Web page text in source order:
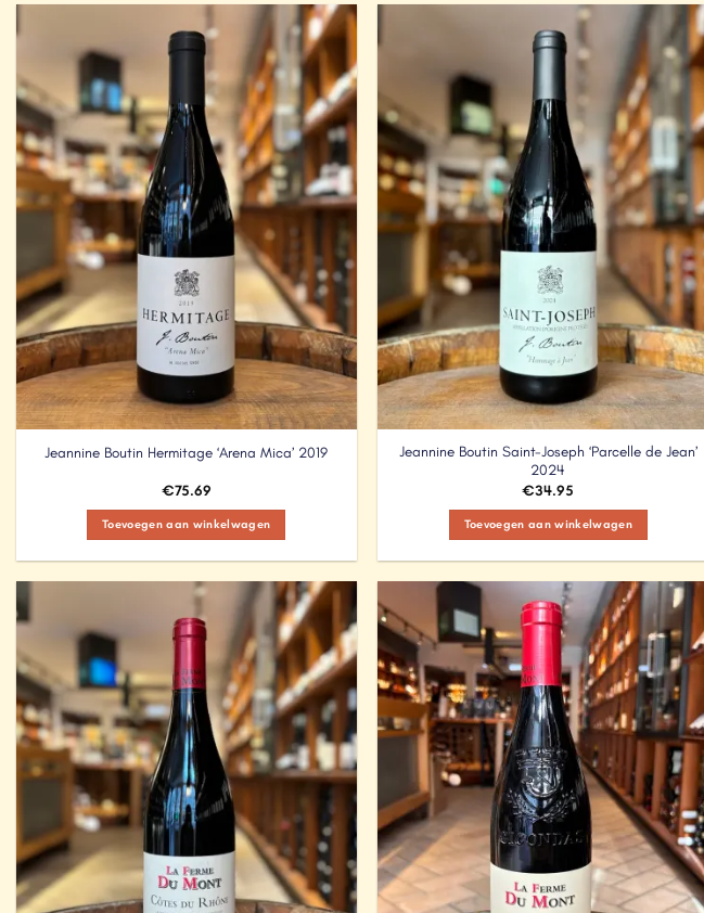
Add to
Wishlist
Jeannine Boutin Hermitage ‘Arena Mica’ 2019
€75.69
Toevoegen aan winkelwagen
Add to
Wishlist
Jeannine Boutin Saint-Joseph ‘Parcelle de Jean’
2024
€34.95
Toevoegen aan winkelwagen
Add to
Wishlist
Add to
Wishlist